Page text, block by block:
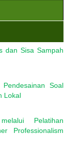
dan Sisa Sampah
Soal
Lokal
Pelatihan
Professionalism